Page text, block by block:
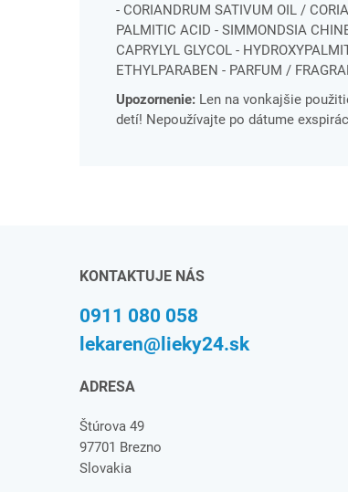
- CORIANDRUM SATIVUM OIL /
PALMITIC ACID - SIMMONDSIA
CAPRYLYL GLYCOL -
ETHYLPARABEN - PARFUM /
Upozornenie: Len na vonkajšie
detí! Nepoužívajte po dátume
KONTAKTUJE NÁS
0911 080 058
lekaren@lieky24.sk
ADRESA
Štúrova 49
97701 Brezno
Slovakia